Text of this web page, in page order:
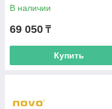
В наличии
69 050 ₸
Купить